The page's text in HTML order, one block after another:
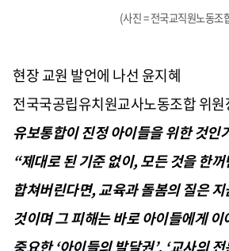
(사진 = 전국교직원노동조
현장 교원 발언에 나선 윤지혜
전국국공립유치원교사노동조합 위원
유보통합이 진정 아이들을 위한 것인
“제대로 된 기준 없이,모든 것을 한
합쳐버린다면,교육과 돌봄의 질은
것이며 그 피해는 바로 아이들에게 이
중요한‘아이들의 발달권’, ‘교사의 전